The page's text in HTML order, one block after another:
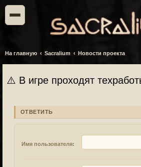
На главную Sacralium Новости проекта
⚠️ В игре проходят
ОТВЕТИТЬ
Имя пользователя: